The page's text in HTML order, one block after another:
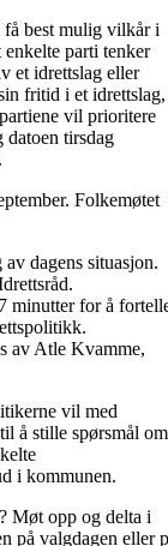
best mulig vilkår i
enkelte parti tenker
et idrettslag eller
fritid i et idrettslag,
vil prioritere
datoen tirsdag
Folkemøtet
dagens situasjon.
minutter for å
av Atle Kvamme,
vil med
å stille spørsmål om
i kommunen.
Møt opp og delta i
på valgdagen eller